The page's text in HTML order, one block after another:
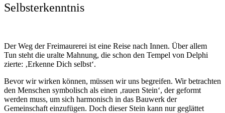
Selbsterkenntnis
Der Weg der Freimaurerei ist eine Reise nach Innen. Über allem
Tun steht die uralte Mahnung, die schon den Tempel von Delphi
zierte: ‚Erkenne Dich selbst‘.
Bevor wir wirken können, müssen wir uns begreifen. Wir betrachten
den Menschen symbolisch als einen ‚rauen Stein‘, der geformt
werden muss, um sich harmonisch in das Bauwerk der
Gemeinschaft einzufügen. Doch dieser Stein kann nur geglättet